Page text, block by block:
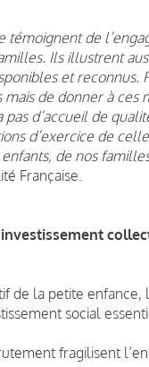
témoignent de
Ils illustrent
et reconnus.
de donner à ces
pas d’accueil de
d’exercice de
de nos
Française.
de la petite enfance,
social
fragilisent